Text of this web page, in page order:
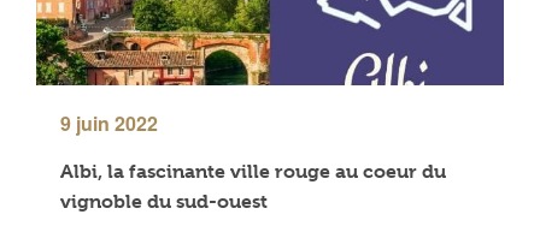
9 juin 2022
Albi, la fascinante ville rouge au coeur du
vignoble du sud-ouest